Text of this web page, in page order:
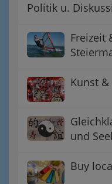
Politik u.
Freizeit
Kunst
und
Buy